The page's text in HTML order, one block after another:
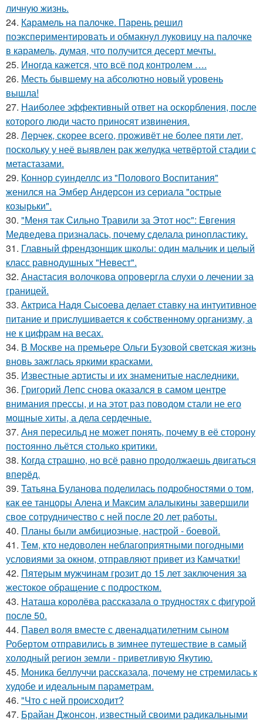
личную жизнь.
24. Карамель на палочке. Парень решил
поэкспериментировать и обмакнул луковицу на палочке
в карамель, думая, что получится десерт мечты.
25. Иногда кажется, что всё под контролем ….
26. Месть бывшему на абсолютно новый уровень
вышла!
27. Наиболее эффективный ответ на оскорбления, после
которого люди часто приносят извинения.
28. Лерчек, скорее всего, проживёт не более пяти лет,
поскольку у неё выявлен рак желудка четвёртой стадии с
метастазами.
29. Коннор суинделлс из "Полового Воспитания"
женился на Эмбер Андерсон из сериала "острые
козырьки".
30. "Меня так Сильно Травили за Этот нос": Евгения
Медведева призналась, почему сделала ринопластику.
31. Главный френдзонщик школы: один мальчик и целый
класс равнодушных "Невест".
32. Анастасия волочкова опровергла слухи о лечении за
границей.
33. Актриса Надя Сысоева делает ставку на интуитивное
питание и прислушивается к собственному организму, а
не к цифрам на весах.
34. В Москве на премьере Ольги Бузовой светская жизнь
вновь зажглась яркими красками.
35. Известные артисты и их знаменитые наследники.
36. Григорий Лепс снова оказался в самом центре
внимания прессы, и на этот раз поводом стали не его
мощные хиты, а дела сердечные.
37. Аня пересильд не может понять, почему в её сторону
постоянно льётся столько критики.
38. Когда страшно, но всё равно продолжаешь двигаться
вперёд.
39. Татьяна Буланова поделилась подробностями о том,
как ее танцоры Алена и Максим алалыкины завершили
свое сотрудничество с ней после 20 лет работы.
40. Планы были амбициозные, настрой - боевой.
41. Тем, кто недоволен неблагоприятными погодными
условиями за окном, отправляют привет из Камчатки!
42. Пятерым мужчинам грозит до 15 лет заключения за
жестокое обращение с подростком.
43. Наташа королёва рассказала о трудностях с фигурой
после 50.
44. Павел воля вместе с двенадцатилетним сыном
Робертом отправились в зимнее путешествие в самый
холодный регион земли - приветливую Якутию.
45. Моника беллуччи рассказала, почему не стремилась к
худобе и идеальным параметрам.
46. "Что с ней происходит?
47. Брайан Джонсон, известный своими радикальными